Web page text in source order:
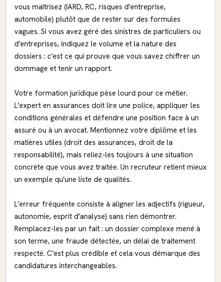
vous maîtrisez (IARD, RC, risques d'entreprise,
automobile) plutôt que de rester sur des formules
vagues. Si vous avez géré des sinistres de particuliers ou
d'entreprises, indiquez le volume et la nature des
dossiers : c'est ce qui prouve que vous savez chiffrer un
dommage et tenir un rapport.
Votre formation juridique pèse lourd pour ce métier.
L'expert en assurances doit lire une police, appliquer les
conditions générales et défendre une position face à un
assuré ou à un avocat. Mentionnez votre diplôme et les
matières utiles (droit des assurances, droit de la
responsabilité), mais reliez-les toujours à une situation
concrète que vous avez traitée. Un recruteur retient mieux
un exemple qu'une liste de qualités.
L'erreur fréquente consiste à aligner les adjectifs (rigueur,
autonomie, esprit d'analyse) sans rien démontrer.
Remplacez-les par un fait : un dossier complexe mené à
son terme, une fraude détectée, un délai de traitement
respecté. C'est plus crédible et cela vous démarque des
candidatures interchangeables.